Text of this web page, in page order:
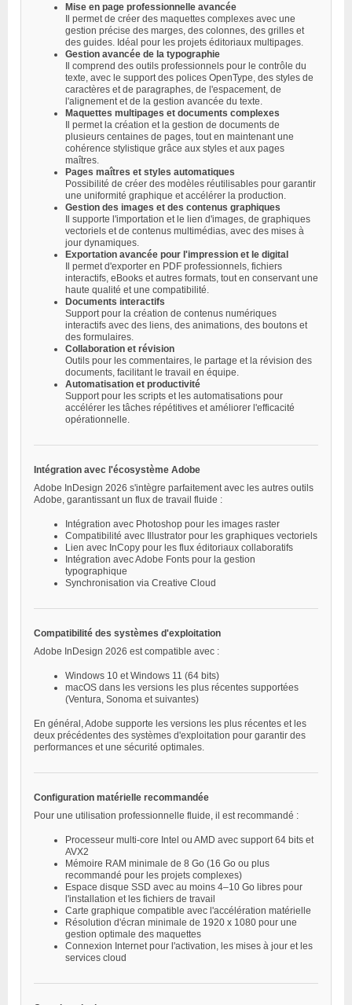
Mise en page professionnelle avancée
Il permet de créer des maquettes complexes avec une
gestion précise des marges, des colonnes, des grilles et
des guides. Idéal pour les projets éditoriaux multipages.
Gestion avancée de la typographie
Il comprend des outils professionnels pour le contrôle du
texte, avec le support des polices OpenType, des styles de
caractères et de paragraphes, de l'espacement, de
l'alignement et de la gestion avancée du texte.
Maquettes multipages et documents complexes
Il permet la création et la gestion de documents de
plusieurs centaines de pages, tout en maintenant une
cohérence stylistique grâce aux styles et aux pages
maîtres.
Pages maîtres et styles automatiques
Possibilité de créer des modèles réutilisables pour garantir
une uniformité graphique et accélérer la production.
Gestion des images et des contenus graphiques
Il supporte l'importation et le lien d'images, de graphiques
vectoriels et de contenus multimédias, avec des mises à
jour dynamiques.
Exportation avancée pour l'impression et le digital
Il permet d'exporter en PDF professionnels, fichiers
interactifs, eBooks et autres formats, tout en conservant une
haute qualité et une compatibilité.
Documents interactifs
Support pour la création de contenus numériques
interactifs avec des liens, des animations, des boutons et
des formulaires.
Collaboration et révision
Outils pour les commentaires, le partage et la révision des
documents, facilitant le travail en équipe.
Automatisation et productivité
Support pour les scripts et les automatisations pour
accélérer les tâches répétitives et améliorer l'efficacité
opérationnelle.
Intégration avec l'écosystème Adobe
Adobe InDesign 2026 s'intègre parfaitement avec les autres outils
Adobe, garantissant un flux de travail fluide :
Intégration avec Photoshop pour les images raster
Compatibilité avec Illustrator pour les graphiques vectoriels
Lien avec InCopy pour les flux éditoriaux collaboratifs
Intégration avec Adobe Fonts pour la gestion
typographique
Synchronisation via Creative Cloud
Compatibilité des systèmes d'exploitation
Adobe InDesign 2026 est compatible avec :
Windows 10 et Windows 11 (64 bits)
macOS dans les versions les plus récentes supportées
(Ventura, Sonoma et suivantes)
En général, Adobe supporte les versions les plus récentes et les
deux précédentes des systèmes d'exploitation pour garantir des
performances et une sécurité optimales.
Configuration matérielle recommandée
Pour une utilisation professionnelle fluide, il est recommandé :
Processeur multi-core Intel ou AMD avec support 64 bits et
AVX2
Mémoire RAM minimale de 8 Go (16 Go ou plus
recommandé pour les projets complexes)
Espace disque SSD avec au moins 4–10 Go libres pour
l'installation et les fichiers de travail
Carte graphique compatible avec l'accélération matérielle
Résolution d'écran minimale de 1920 x 1080 pour une
gestion optimale des maquettes
Connexion Internet pour l'activation, les mises à jour et les
services cloud